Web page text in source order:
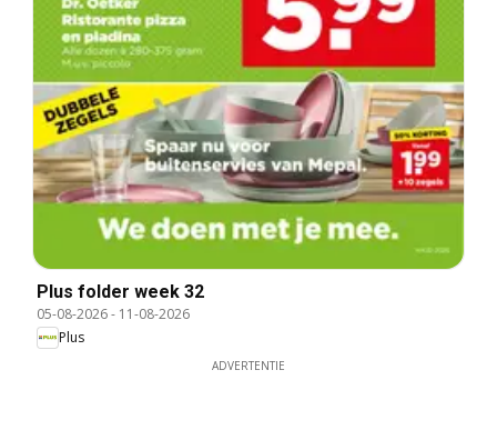
Plus folder week 32
05-08-2026- 11-08-2026
Plus
ADVERTENTIE